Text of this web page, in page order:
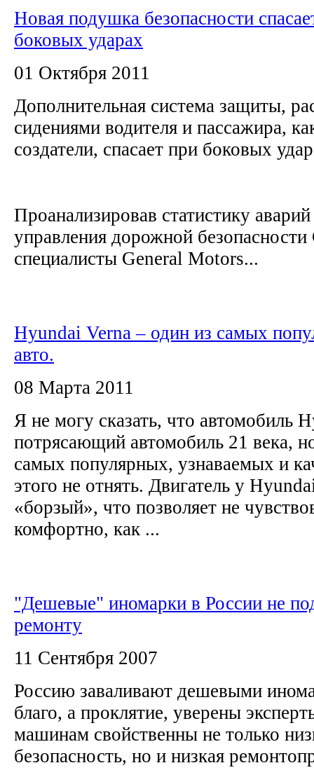
Новая подушка безопасности
боковых ударах
01 Октября 2011
Дополнительная система защиты,
сидениями водителя и пассажира,
создатели, спасает при боковых
Проанализировав статистику
управления дорожной
специалисты General Motors...
Hyundai Verna – один из самых
авто.
08 Марта 2011
Я не могу сказать, что автомобиль
потрясающий автомобиль 21 века,
самых популярных, узнаваемых и
этого не отнять. Двигатель у
«борзый», что позволяет не
комфортно, как ...
"Дешевые" иномарки в России не
ремонту
11 Сентября 2007
Россию заваливают дешевыми
благо, а проклятие, уверены
машинам свойственны не только
безопасность, но и низкая